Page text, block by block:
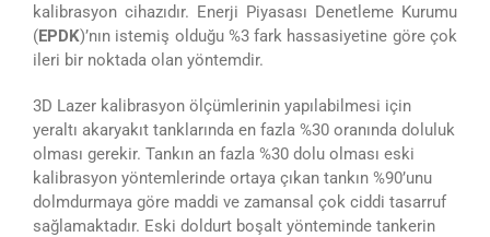
kalibrasyon cihazıdır. Enerji Piyasası Denetleme Kurumu
(EPDK)’nın istemiş olduğu %3 fark hassasiyetine göre çok
ileri bir noktada olan yöntemdir.
3D Lazer kalibrasyon ölçümlerinin yapılabilmesi için
yeraltı akaryakıt tanklarında en fazla %30 oranında doluluk
olması gerekir. Tankın an fazla %30 dolu olması eski
kalibrasyon yöntemlerinde ortaya çıkan tankın %90’unu
dolmdurmaya göre maddi ve zamansal çok ciddi tasarruf
sağlamaktadır. Eski doldurt boşalt yönteminde tankerin